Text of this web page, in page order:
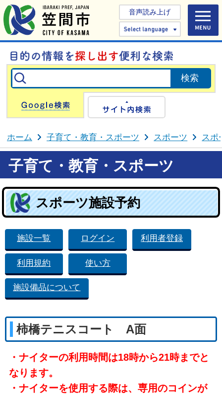
音声読み上げ
Select
Google検索
ホーム 子育て・教育・スポーツ スポーツ スポ
子育て・教育・スポーツ
スポーツ施設予約
施設一覧 ログイン 利用者登録
利用規約 使い方
施設備品について
柿橋テニスコート A面
・ナイターの利用時間は18時から21時までと
なります。
・ナイターを使用する際は、専用のコインが